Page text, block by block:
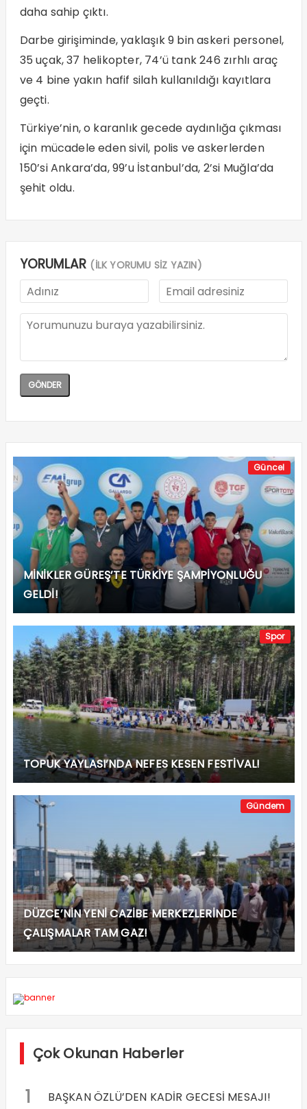
daha sahip çıktı.
Darbe girişiminde, yaklaşık 9 bin askeri personel,
35 uçak, 37 helikopter, 74’ü tank 246 zırhlı araç
ve 4 bine yakın hafif silah kullanıldığı kayıtlara
geçti.
Türkiye’nin, o karanlık gecede aydınlığa çıkması
için mücadele eden sivil, polis ve askerlerden
150’si Ankara’da, 99’u İstanbul’da, 2’si Muğla’da
şehit oldu.
YORUMLAR (İLK YORUMU SİZ YAZIN)
Güncel
MİNİKLER GÜREŞ’TE TÜRKİYE ŞAMPİYONLUĞU
GELDİ!
Spor
TOPUK YAYLASI’NDA NEFES KESEN FESTİVAL!
Gündem
DÜZCE’NİN YENİ CAZİBE MERKEZLERİNDE
ÇALIŞMALAR TAM GAZ!
Çok Okunan Haberler
1 BAŞKAN ÖZLÜ’DEN KADİR GECESİ MESAJI!